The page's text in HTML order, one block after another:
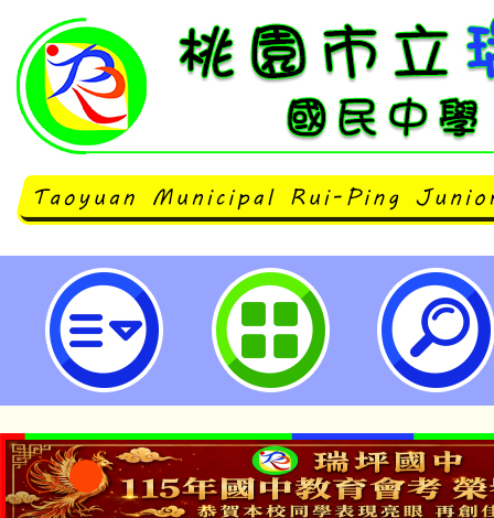
114年基北北桃「我的減碳存摺」
立瑞坪國民中學